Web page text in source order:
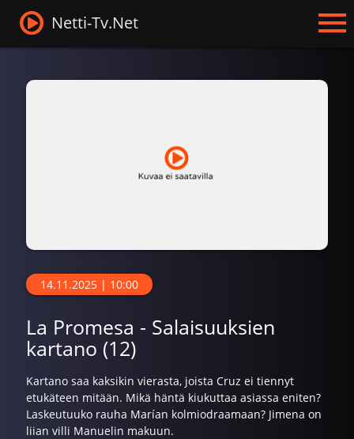
Netti-Tv.Net
14.11.2025 | 10:00
La Promesa - Salaisuuksien
kartano (12)
Kartano saa kaksikin vierasta, joista Cruz ei tiennyt
etukäteen mitään. Mikä häntä kiukuttaa asiassa eniten?
Laskeutuuko rauha Marían kolmiodraamaan? Jimena on
liian villi Manuelin makuun.